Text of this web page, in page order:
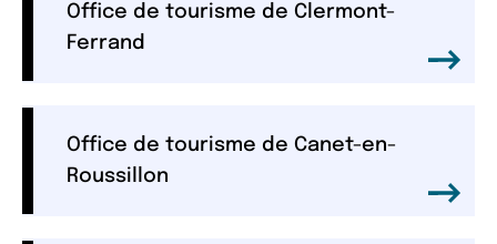
Office de tourisme de Clermont-
Ferrand
Office de tourisme de Canet-en-
Roussillon